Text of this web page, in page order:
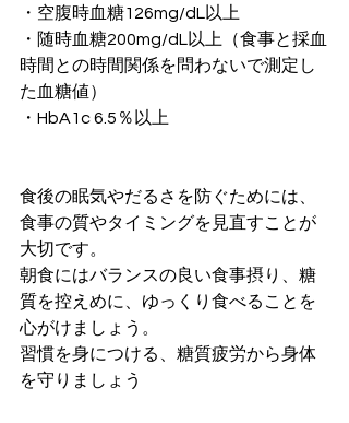
・空腹時血糖126mg/dL以上
・随時血糖200mg/dL以上（食事と採血
時間との時間関係を問わないで測定し
た血糖値）
・HbA1c 6.5％以上
食後の眠気やだるさを防ぐためには、
食事の質やタイミングを見直すことが
大切です。
朝食にはバランスの良い食事摂り、糖
質を控えめに、ゆっくり食べることを
心がけましょう。
習慣を身につける、糖質疲労から身体
を守りましょう